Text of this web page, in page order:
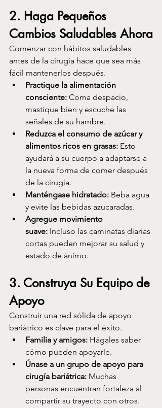
2. Haga Pequeños
Cambios Saludables Ahora
Comenzar con hábitos saludables
antes de la cirugía hace que sea más
fácil mantenerlos después.
Practique la alimentación
consciente: Coma despacio,
mastique bien y escuche las
señales de su hambre.
Reduzca el consumo de azúcar y
alimentos ricos en grasas: Esto
ayudará a su cuerpo a adaptarse a
la nueva forma de comer después
de la cirugía.
Manténgase hidratado: Beba agua
y evite las bebidas azucaradas.
Agregue movimiento
suave: Incluso las caminatas diarias
cortas pueden mejorar su salud y
estado de ánimo.
3. Construya Su Equipo de
Apoyo
Construir una red sólida de apoyo
bariátrico es clave para el éxito.
Familia y amigos: Hágales saber
cómo pueden apoyarle.
Únase a un grupo de apoyo para
cirugía bariátrica: Muchas
personas encuentran fortaleza al
compartir su trayecto con otros.